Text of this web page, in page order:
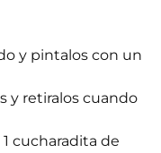
y pintalos con un
y retiralos cuando
cucharadita de